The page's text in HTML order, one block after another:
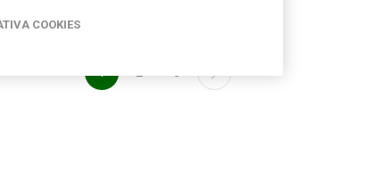
1 2 3
COOKIES